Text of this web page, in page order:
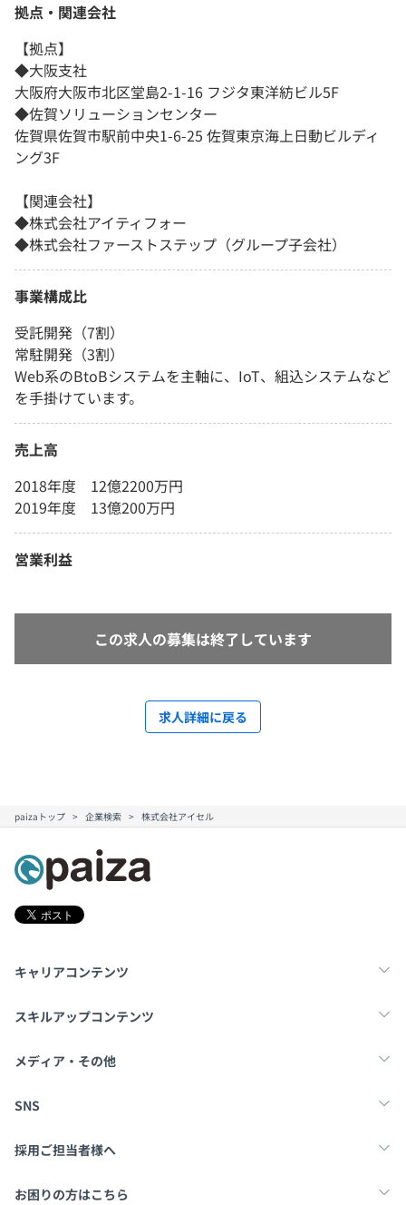
拠点・関連会社
【拠点】
◆大阪支社
大阪府大阪市北区堂島2-1-16 フジタ東洋紡ビル5F
◆佐賀ソリューションセンター
佐賀県佐賀市駅前中央1-6-25 佐賀東京海上日動ビルディ
ング3F
【関連会社】
◆株式会社アイティフォー
◆株式会社ファーストステップ（グループ子会社）
事業構成比
受託開発（7割）
常駐開発（3割）
Web系のBtoBシステムを主軸に、IoT、組込システムなど
を手掛けています。
売上高
2018年度 12億2200万円
2019年度 13億200万円
営業利益
この求人の募集は終了しています
求人詳細に戻る
paizaトップ 企業検索 株式会社アイセル
キャリアコンテンツ
転職・キャリア
スキルアップコンテンツ
学習
メディア・その他
Tech Team Journal
SNS
X
採用ご担当者様へ
採用・教育をお考えの企業様へ
お困りの方はこちら